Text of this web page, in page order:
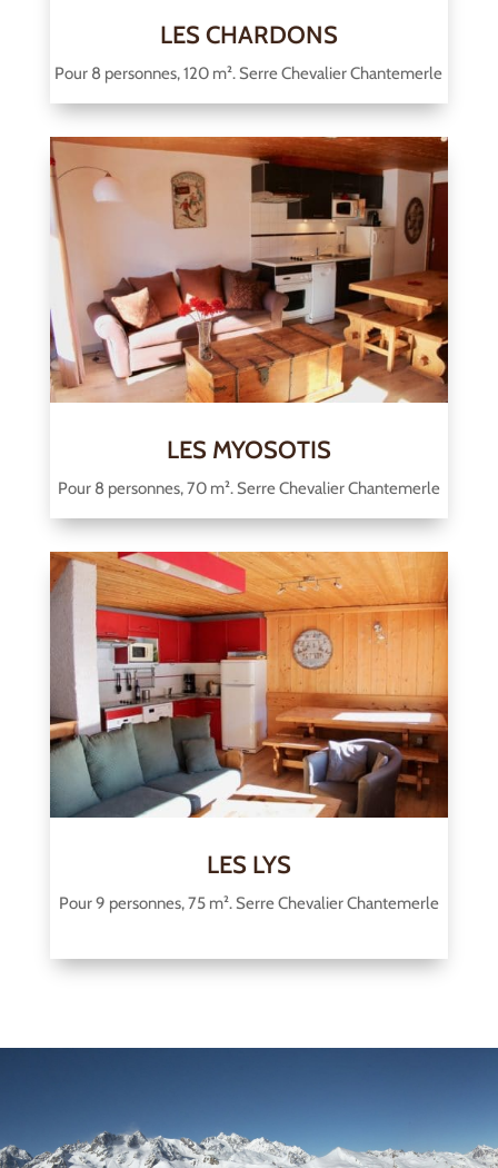
LES CHARDONS
Pour 8 personnes, 120 m². Serre Chevalier Chantemerle
LES MYOSOTIS
Pour 8 personnes, 70 m². Serre Chevalier Chantemerle
LES LYS
Pour 9 personnes, 75 m². Serre Chevalier Chantemerle